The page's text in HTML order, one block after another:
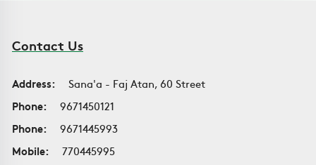
Contact Us
Address:
Sana'a - Faj Atan, 60 Street
Phone:
9671450121
Phone:
9671445993
Mobile:
770445995